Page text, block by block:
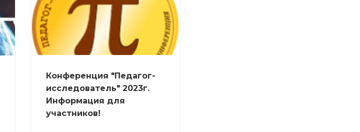
Конференция "Педагог-
исследователь" 2023г.
Информация для
участников!